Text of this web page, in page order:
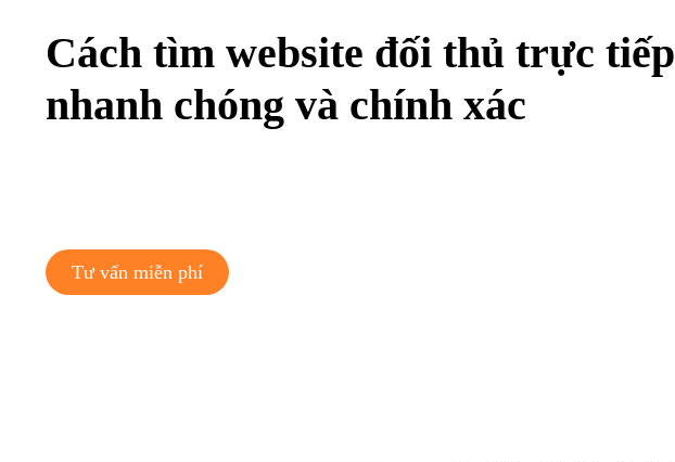
Cách tìm website đối thủ trực tiếp
nhanh chóng và chính xác
Tư vấn miễn phí